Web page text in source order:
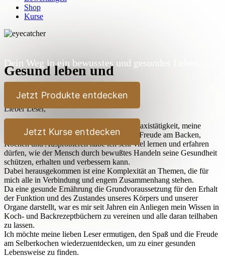
Shop
Kurse
Dein Weg in ein bewusstes und gesundes Leben
Jetzt Produkte entdecken
Jetzt Kurse entdecken
Gesund leben und
Bewußtseinsbildung
Lieber Leser,
durch meine jahrelangen Studien, meine Praxistätigkeit, meine
Reisen und nicht zuletzt durch meine stete Freude am Backen,
Kochen und Ausprobieren habe ich sehr viel lernen und erfahren
dürfen, wie der Mensch durch bewußtes Handeln seine Gesundheit
schützen, erhalten und verbessern kann.
Dabei herausgekommen ist eine Komplexität an Themen, die für
mich alle in Verbindung und engem Zusammenhang stehen.
Da eine gesunde Ernährung die Grundvoraussetzung für den Erhalt
der Funktion und des Zustandes unseres Körpers und unserer
Organe darstellt, war es mir seit Jahren ein Anliegen mein Wissen in
Koch- und Backrezeptbüchern zu vereinen und alle daran teilhaben
zu lassen.
Ich möchte meine lieben Leser ermutigen, den Spaß und die Freude
am Selberkochen wiederzuentdecken, um zu einer gesunden
Lebensweise zu finden.